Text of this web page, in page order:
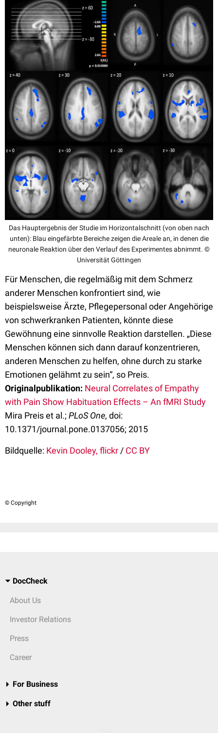
Das Hauptergebnis der Studie im Horizontalschnitt (von oben nach
unten): Blau eingefärbte Bereiche zeigen die Areale an, in denen die
neuronale Reaktion über den Verlauf des Experimentes abnimmt. ©
Universität Göttingen
Für Menschen, die regelmäßig mit dem Schmerz
anderer Menschen konfrontiert sind, wie
beispielsweise Ärzte, Pflegepersonal oder Angehörige
von schwerkranken Patienten, könnte diese
Gewöhnung eine sinnvolle Reaktion darstellen. „Diese
Menschen können sich dann darauf konzentrieren,
anderen Menschen zu helfen, ohne durch zu starke
Emotionen gelähmt zu sein“, so Preis.
Originalpublikation: Neural Correlates of Empathy
with Pain Show Habituation Effects – An fMRI Study
Mira Preis et al.; PLoS One, doi:
10.1371/journal.pone.0137056; 2015
Bildquelle: Kevin Dooley, flickr / CC BY
© Copyright
DocCheck
About Us
Investor Relations
Press
Career
For Business
Other stuff